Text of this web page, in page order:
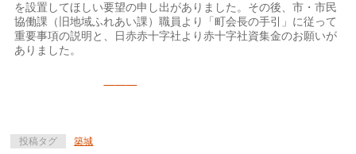
を設置してほしい要望の申し出がありました。その後、市・市民
協働課（旧地域ふれあい課）職員より「町会長の手引」に従って
重要事項の説明と、日赤赤十字社より赤十字社資集金のお願いが
ありました。
投稿タグ 築城